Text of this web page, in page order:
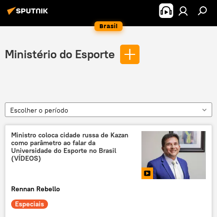
Brasil
Ministério do Esporte
Escolher o período
Ministro coloca cidade russa de Kazan
como parâmetro ao falar da
Universidade do Esporte no Brasil
(VÍDEOS)
Rennan Rebello
Especiais